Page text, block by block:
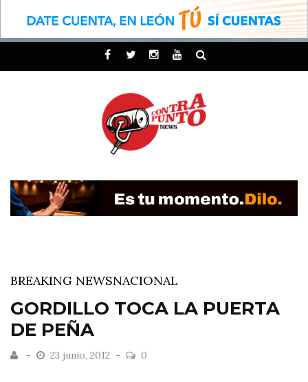
BREAKING NEWSNACIONAL
GORDILLO TOCA LA PUERTA
DE PEÑA
23 junio, 2012 0